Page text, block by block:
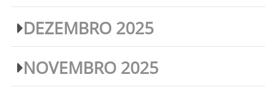
DEZEMBRO 2025
NOVEMBRO 2025